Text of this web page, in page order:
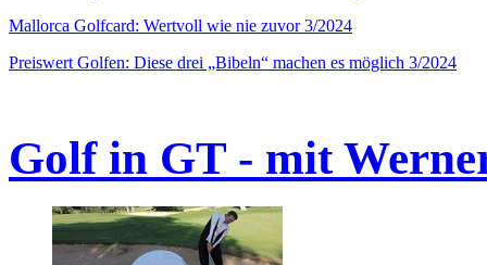
Mallorca Golfcard: Wertvoll wie nie zuvor 3/2024
Preiswert Golfen: Diese drei „Bibeln“ machen es möglich 3/2024
Golf in GT - mit